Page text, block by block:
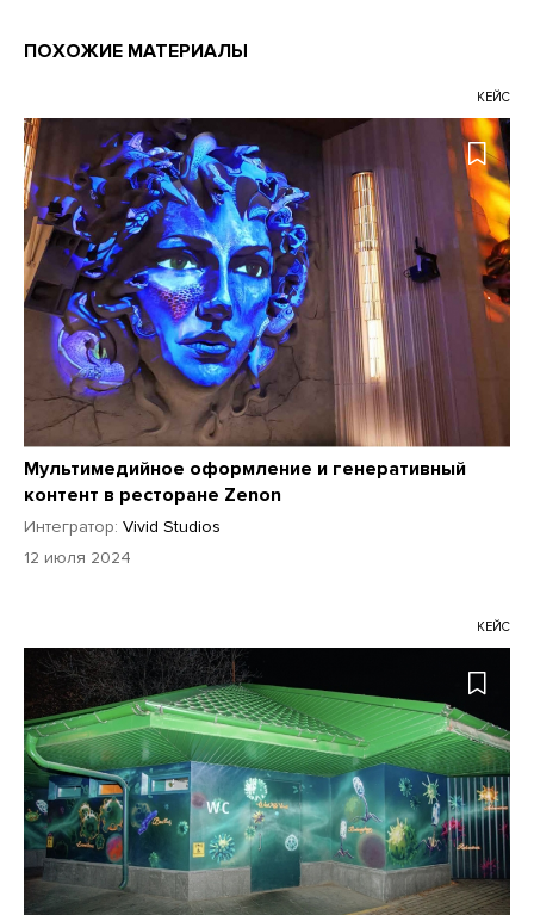
ПОХОЖИЕ МАТЕРИАЛЫ
КЕЙС
Мультимедийное оформление и генеративный
контент в ресторане Zenon
Интегратор: Vivid Studios
12 июля 2024
КЕЙС